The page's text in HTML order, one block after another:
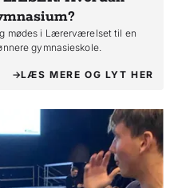
mødes i Lærerværelset til en
gymnasieskole.
LÆS MERE OG LYT HER